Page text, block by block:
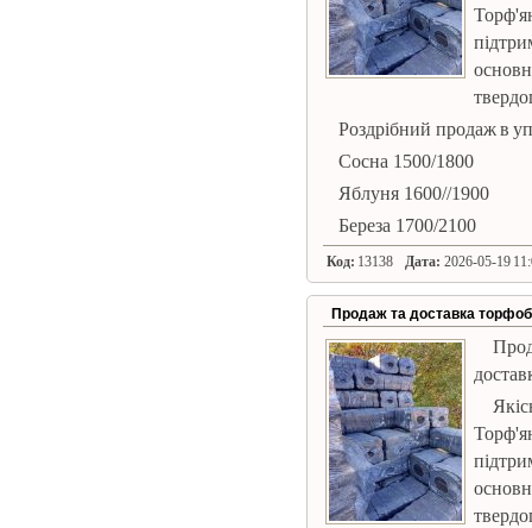
Роздрібний продаж в
Сосна 1500/1800
Яблуня 1600//1900
Береза ​​1700/2100
Код: 13138 Дата: 2026-05-19
Продаж та доставка